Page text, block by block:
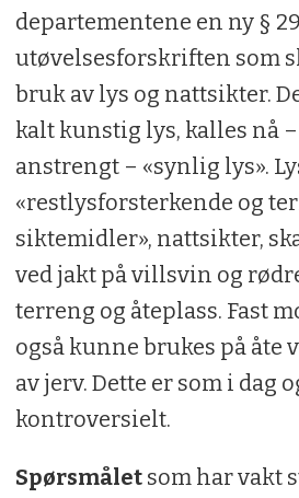
departementene en ny §
utøvelsesforskriften som
bruk av lys og nattsikter.
kalt kunstig lys, kalles nå
anstrengt – «synlig lys».
«restlysforsterkende og
siktemidler», nattsikter,
ved jakt på villsvin og
terreng og åteplass. Fast
også kunne brukes på åte
av jerv. Dette er som i dag
kontroversielt.
Spørsmåletsom har vakt